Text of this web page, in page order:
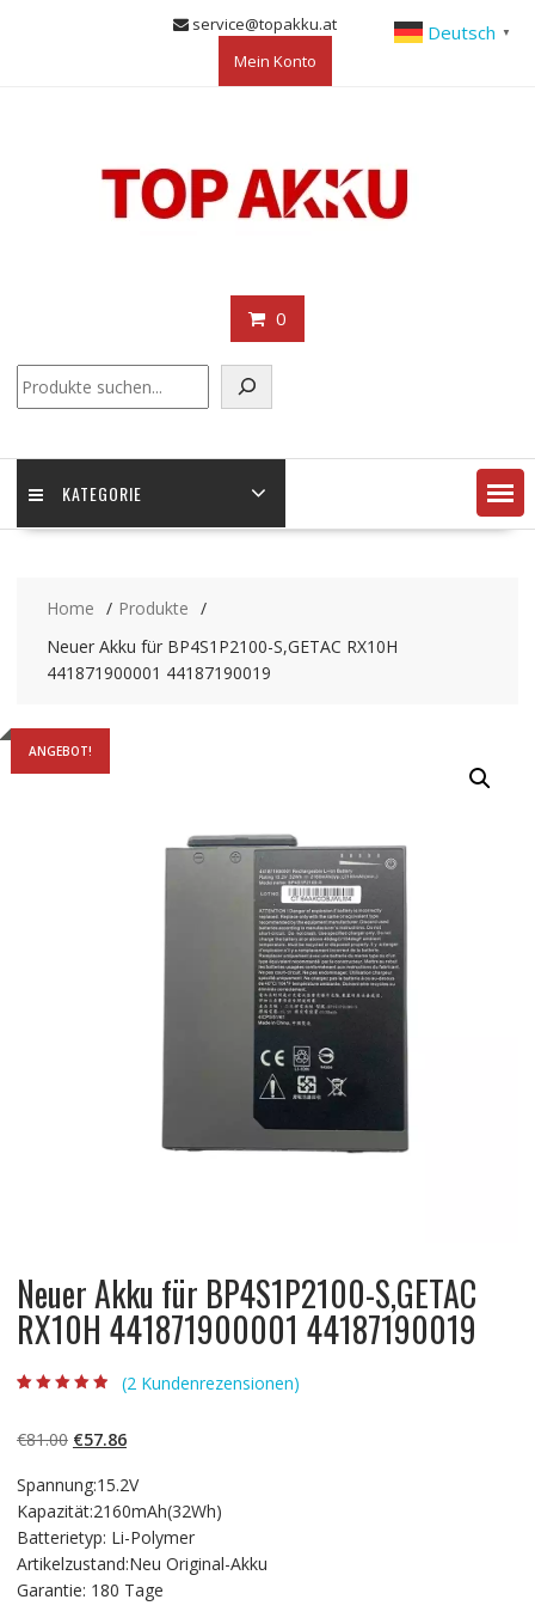
service@topakku.at
Mein Konto
0
KATEGORIE
Home
Produkte
Neuer Akku für BP4S1P2100-S,GETAC RX10H
441871900001 44187190019
ANGEBOT!
Neuer Akku für BP4S1P2100-S,GETAC
RX10H 441871900001 44187190019
basierend auf
Kundenbewert
(2 Kundenrezensionen)
€81.00 Ursprünglicher
war:
€81.00
€57.86Aktueller
ist:
€57.86.
Spannung:15.2V
Kapazität:2160mAh(32Wh)
Batterietyp: Li-Polymer
Artikelzustand:Neu Original-Akku
Garantie: 180 Tage
Deutsch ▼